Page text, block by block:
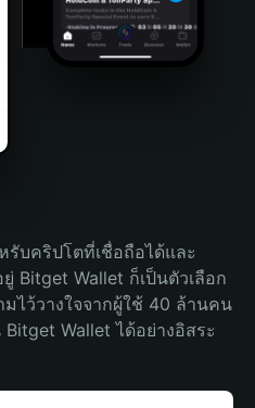
รับคริปโตที่เชื่อถือได้และ
Bitget Wallet ก็เป็นตัวเลือก
ไว้วางใจจากผู้ใช้ 40 ล้านคน
Wallet ได้อย่างอิสระ